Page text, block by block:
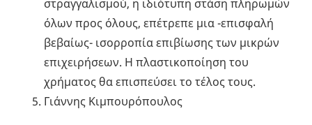
στραγγαλισμού, η ιδιότυπη στάση πληρωμών
όλων προς όλους, επέτρεπε μια -επισφαλή
βεβαίως- ισορροπία επιβίωσης των μικρών
επιχειρήσεων. Η πλαστικοποίηση του
χρήματος θα επισπεύσει το τέλος τους.
Γιάννης Κιμπουρόπουλος